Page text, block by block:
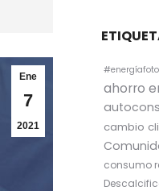
Ene
7
2021
ahorro
cambio
consumo